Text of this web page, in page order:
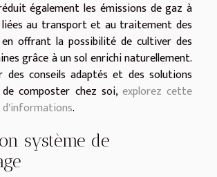
également les émissions de gaz à
au transport et au traitement des
offrant la possibilité de cultiver des
grâce à un sol enrichi naturellement.
des conseils adaptés et des solutions
composter chez soi, explorez cette
d'informations.
système de